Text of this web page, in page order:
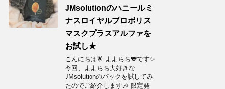
JMsolutionのハニールミ
ナスロイヤルプロポリス
マスクプラスアルファを
お試し★
こんにちは🌟 よよちち🐨です✨
今回、よよちち大好きな
JMsolutionのパックを試してみ
たのでご紹介します🎶 限定発